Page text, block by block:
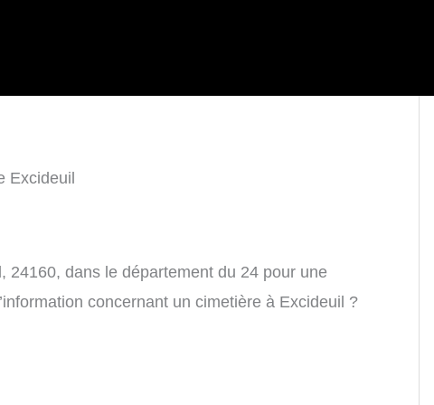
Excideuil
24160, dans le département du 24 pour une
concernant un cimetière à Excideuil ?